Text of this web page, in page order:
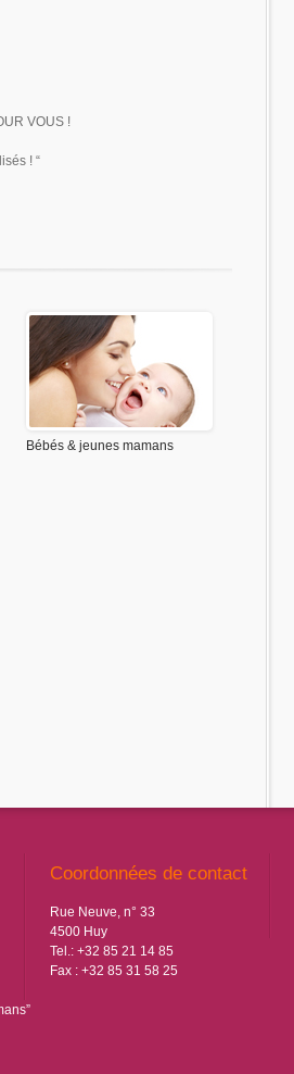
VOUS !
! “
Bébés & jeunes mamans
Coordonnées de contact
Rue Neuve, n° 33
4500 Huy
Tel.: +32 85 21 14 85
Fax : +32 85 31 58 25